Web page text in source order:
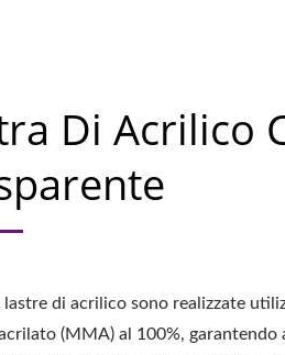
Di Acrilico
lastre di acrilico sono realizzate
(MMA) al 100%, garantendo